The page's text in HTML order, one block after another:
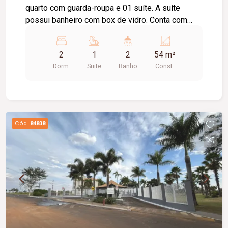
quarto com guarda-roupa e 01 suíte. A suíte
possui banheiro com box de vidro. Conta com
área de serviço, 01 banheiro social e 02 vagas de
estacionamento.
2
Dorm.
1
Suite
2
Banho
54 m²
Const.
Cód. 84838